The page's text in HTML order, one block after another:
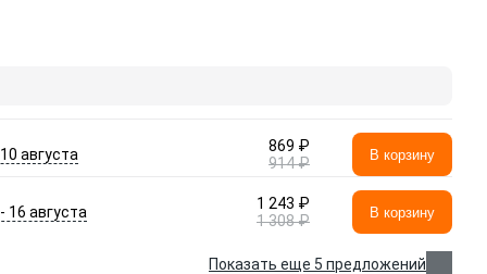
августа
869 ₽
914 ₽
В корзину
16 августа
1 243 ₽
1 308 ₽
В корзину
Показать еще 5 предложений